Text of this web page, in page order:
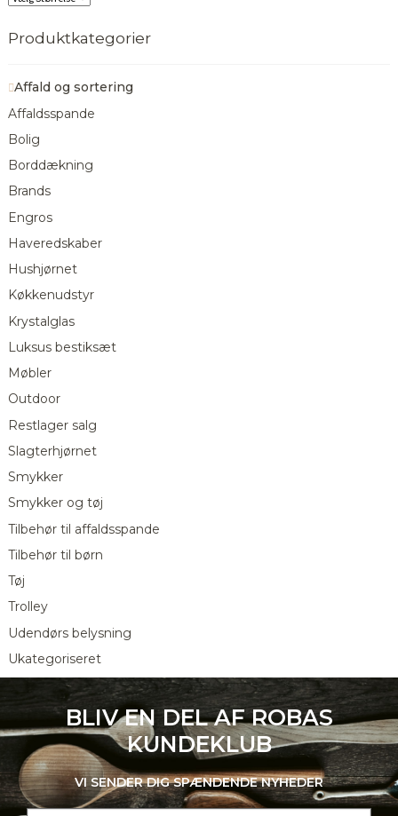
Produktkategorier
Affald og sortering
Affaldsspande
Bolig
Borddækning
Brands
Engros
Haveredskaber
Hushjørnet
Køkkenudstyr
Krystalglas
Luksus bestiksæt
Møbler
Outdoor
Restlager salg
Slagterhjørnet
Smykker
Smykker og tøj
Tilbehør til affaldsspande
Tilbehør til børn
Tøj
Trolley
Udendørs belysning
Ukategoriseret
BLIV EN DEL AF ROBAS
KUNDEKLUB
VI SENDER DIG SPÆNDENDE NYHEDER